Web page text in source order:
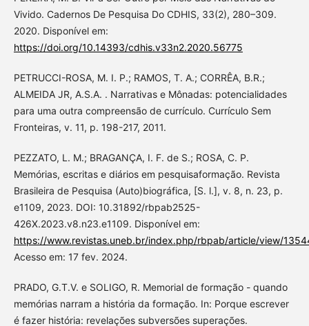
Vivido. Cadernos De Pesquisa Do CDHIS, 33(2), 280–309.
2020. Disponível em:
https://doi.org/10.14393/cdhis.v33n2.2020.56775
PETRUCCI-ROSA, M. I. P.; RAMOS, T. A.; CORRÊA, B.R.;
ALMEIDA JR, A.S.A. . Narrativas e Mônadas: potencialidades
para uma outra compreensão de currículo. Currículo Sem
Fronteiras, v. 11, p. 198-217, 2011.
PEZZATO, L. M.; BRAGANÇA, I. F. de S.; ROSA, C. P.
Memórias, escritas e diários em pesquisaformação. Revista
Brasileira de Pesquisa (Auto)biográfica, [S. l.], v. 8, n. 23, p.
e1109, 2023. DOI: 10.31892/rbpab2525-
426X.2023.v8.n23.e1109. Disponível em:
https://www.revistas.uneb.br/index.php/rbpab/article/view/
Acesso em: 17 fev. 2024.
PRADO, G.T.V. e SOLIGO, R. Memorial de formação - quando
memórias narram a história da formação. In: Porque escrever
é fazer história: revelações subversões superações.